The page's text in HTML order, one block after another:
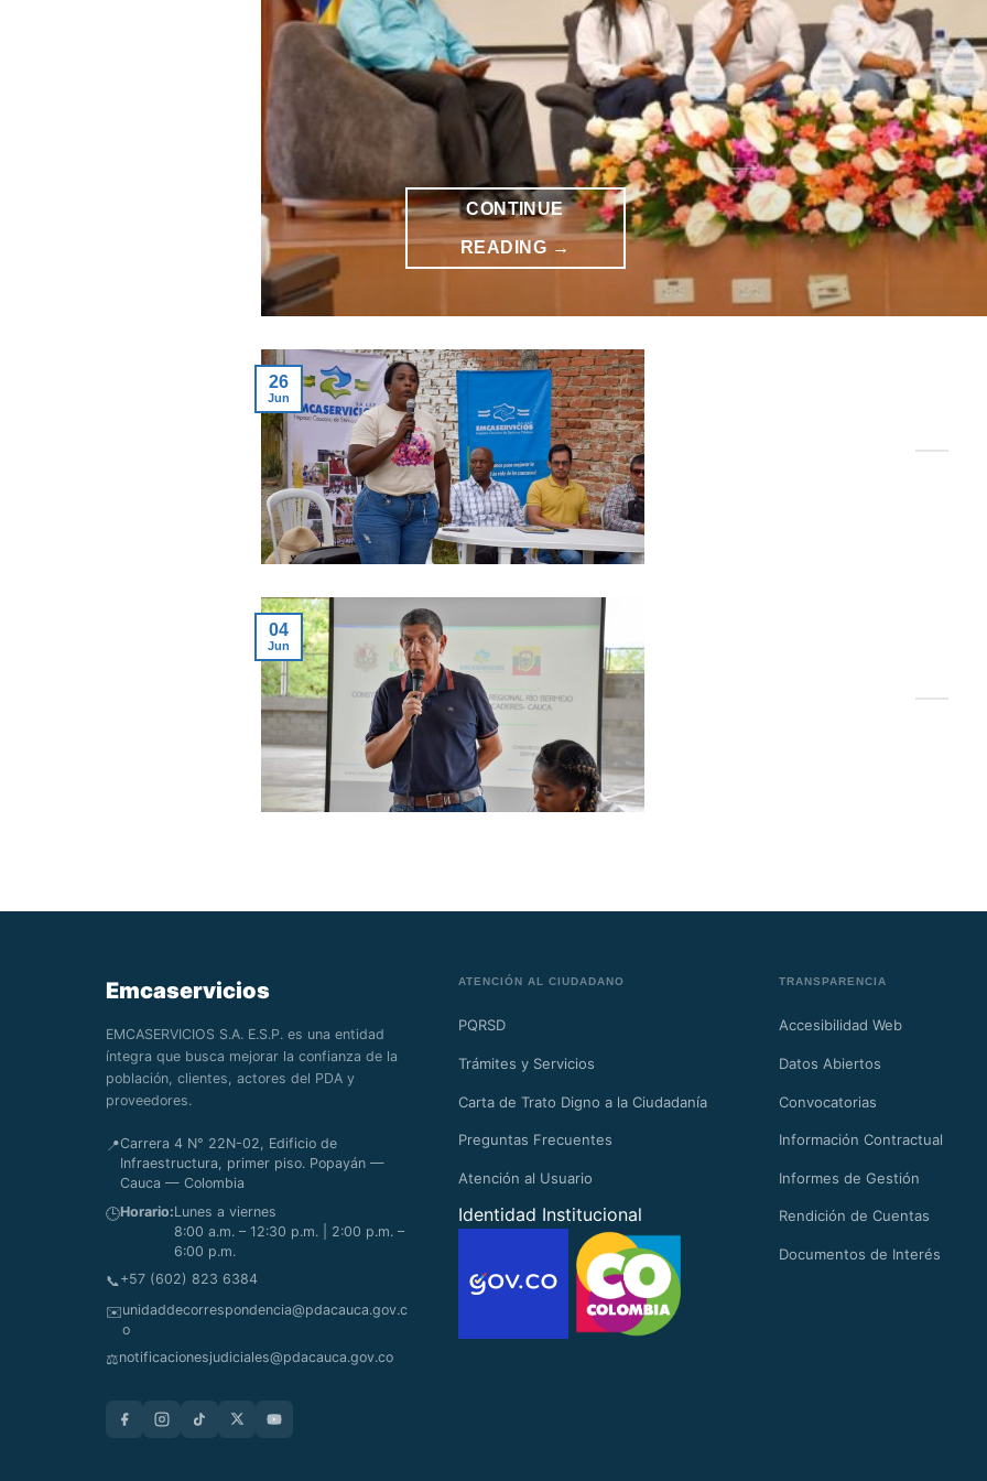
CONTINUE
READING →
26
Jun
04
Jun
Emcaservicios
EMCASERVICIOS S.A. E.S.P. es una entidad
íntegra que busca mejorar la confianza de la
población, clientes, actores del PDA y
proveedores.
📍Carrera 4 N° 22N-02, Edificio de
Infraestructura, primer piso. Popayán —
Cauca — Colombia
🕒Horario:Lunes a viernes
8:00 a.m. – 12:30 p.m. | 2:00 p.m. –
6:00 p.m.
📞+57 (602) 823 6384
✉️unidaddecorrespondencia@pdacauca.gov.c
o
⚖️notificacionesjudiciales@pdacauca.gov.co
ATENCIÓN AL CIUDADANO
PQRSD
Trámites y Servicios
Carta de Trato Digno a la Ciudadanía
Preguntas Frecuentes
Atención al Usuario
Identidad Institucional
TRANSPARENCIA
Accesibilidad Web
Datos Abiertos
Convocatorias
Información Contractual
Informes de Gestión
Rendición de Cuentas
Documentos de Interés